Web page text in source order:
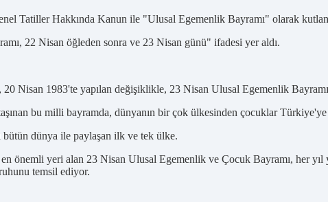
Tatiller Hakkında Kanun ile "Ulusal Egemenlik Bayramı" olarak
22 Nisan öğleden sonra ve 23 Nisan günü" ifadesi yer aldı.
Nisan 1983'te yapılan değişiklikle, 23 Nisan Ulusal Egemenlik
bu milli bayramda, dünyanın bir çok ülkesinden çocuklar Türkiye'ye
bütün dünya ile paylaşan ilk ve tek ülke.
en önemli yeri alan 23 Nisan Ulusal Egemenlik ve Çocuk Bayramı, her
temsil ediyor.